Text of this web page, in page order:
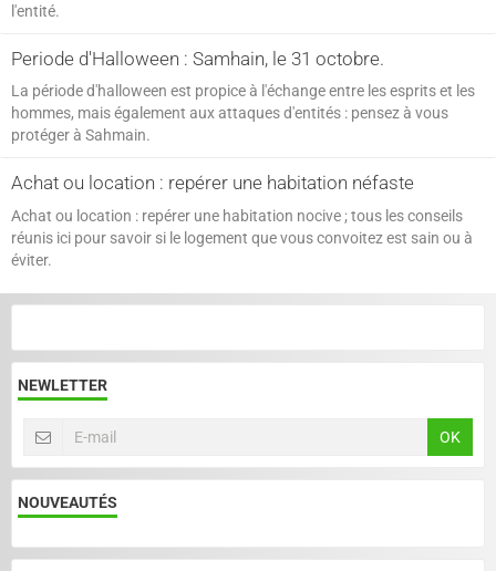
l'entité.
Periode d'Halloween : Samhain, le 31 octobre.
La période d'halloween est propice à l'échange entre les esprits et les
hommes, mais également aux attaques d'entités : pensez à vous
protéger à Sahmain.
Achat ou location : repérer une habitation néfaste
Achat ou location : repérer une habitation nocive ; tous les conseils
réunis ici pour savoir si le logement que vous convoitez est sain ou à
éviter.
NEWLETTER
OK
NOUVEAUTÉS